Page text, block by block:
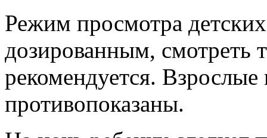
Режим просмотра
дозированным, смотреть
рекомендуется.
противопоказаны.